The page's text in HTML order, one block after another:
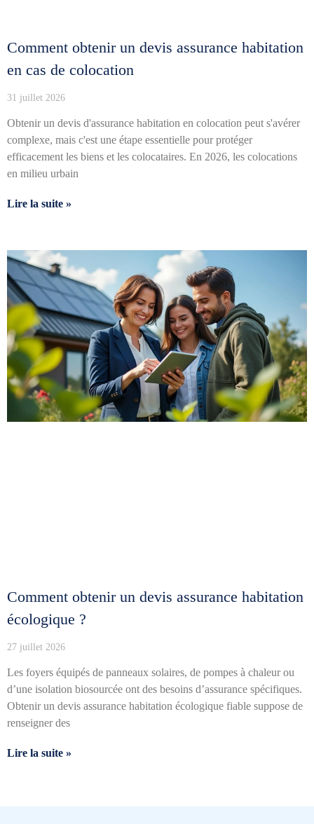
Comment obtenir un devis assurance habitation
en cas de colocation
31 juillet 2026
Obtenir un devis d'assurance habitation en colocation peut s'avérer
complexe, mais c'est une étape essentielle pour protéger
efficacement les biens et les colocataires. En 2026, les colocations
en milieu urbain
Lire la suite »
Comment obtenir un devis assurance habitation
écologique ?
27 juillet 2026
Les foyers équipés de panneaux solaires, de pompes à chaleur ou
d’une isolation biosourcée ont des besoins d’assurance spécifiques.
Obtenir un devis assurance habitation écologique fiable suppose de
renseigner des
Lire la suite »